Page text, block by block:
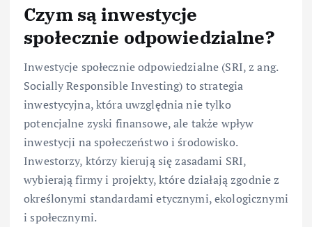
Czym są inwestycje
społecznie odpowiedzialne?
Inwestycje społecznie odpowiedzialne (SRI, z ang.
Socially Responsible Investing) to strategia
inwestycyjna, która uwzględnia nie tylko
potencjalne zyski finansowe, ale także wpływ
inwestycji na społeczeństwo i środowisko.
Inwestorzy, którzy kierują się zasadami SRI,
wybierają firmy i projekty, które działają zgodnie z
określonymi standardami etycznymi, ekologicznymi
i społecznymi.